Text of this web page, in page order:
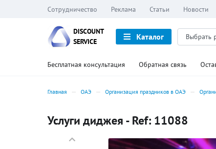
Сотрудничество Реклама Статьи Новости
DISCOUNT
SERVICE
Каталог
Бесплатная консультация Обратная связь
Главная ОАЭ Организация праздников в ОАЭ
Услуги диджея - Ref: 11088